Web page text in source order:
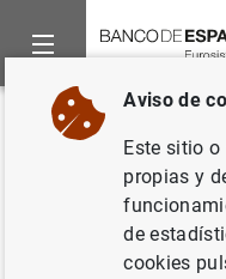
Inicio Estadísticas
Volver
Estadísticas
Reglamento
Aviso de
Este sitio
propias y
de
cookies